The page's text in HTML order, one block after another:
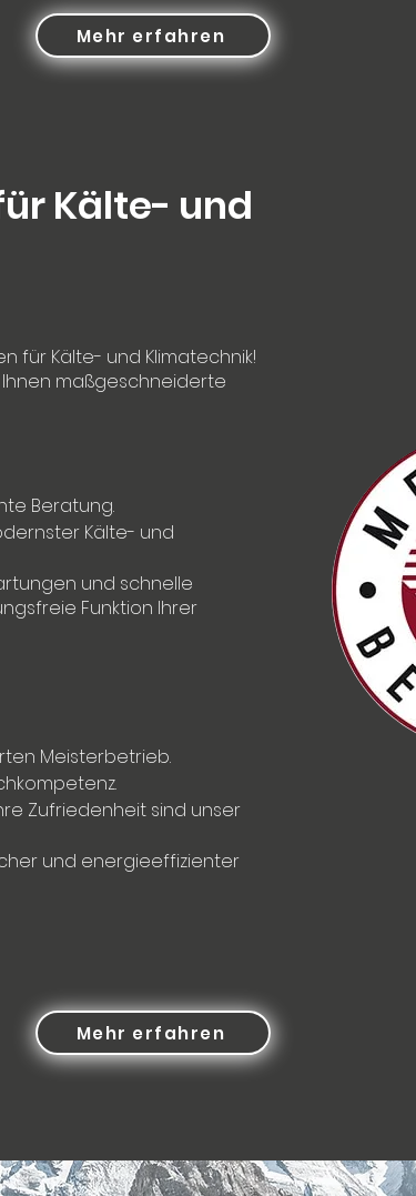
Mehr erfahren
Kälte- und
für Kälte- und Klimatechnik!
maßgeschneiderte
Beratung.
Kälte- und
und schnelle
Funktion Ihrer
Meisterbetrieb.
Zufriedenheit sind unser
und energieeffizienter
Mehr erfahren